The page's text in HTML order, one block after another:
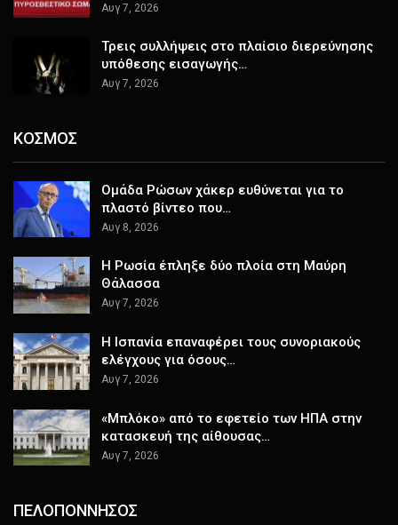
Αυγ 7, 2026
Τρεις συλλήψεις στο πλαίσιο διερεύνησης
υπόθεσης εισαγωγής…
Αυγ 7, 2026
ΚΟΣΜΟΣ
Ομάδα Ρώσων χάκερ ευθύνεται για το
πλαστό βίντεο που…
Αυγ 8, 2026
Η Ρωσία έπληξε δύο πλοία στη Μαύρη
Θάλασσα
Αυγ 7, 2026
H Ισπανία επαναφέρει τους συνοριακούς
ελέγχους για όσους…
Αυγ 7, 2026
«Μπλόκο» από το εφετείο των ΗΠΑ στην
κατασκευή της αίθουσας…
Αυγ 7, 2026
ΠΕΛΟΠΟΝΝΗΣΟΣ